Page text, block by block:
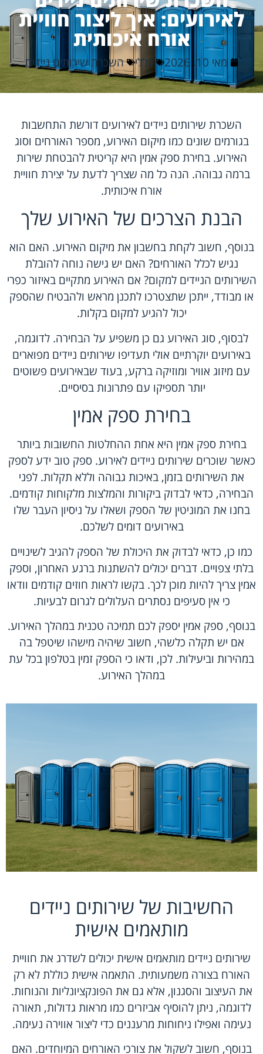
לאירועים: איך ליצור חוויית
אורח איכותית
מאי 10, 2026 כללי השכרת שירותים ניידים
השכרת שירותים ניידים לאירועים דורשת התחשבות
בגורמים שונים כמו מיקום האירוע, מספר האורחים וסוג
האירוע. בחירת ספק אמין היא קריטית להבטחת שירות
ברמה גבוהה. הנה כל מה שצריך לדעת על יצירת חוויית
אורח איכותית.
הבנת הצרכים של האירוע שלך
בנוסף, חשוב לקחת בחשבון את מיקום האירוע. האם הוא
נגיש לכלל האורחים? האם יש גישה נוחה להובלת
השירותים הניידים למקום? אם האירוע מתקיים באיזור כפרי
או מבודד, ייתכן שתצטרכו לתכנן מראש ולהבטיח שהספק
יכול להגיע למקום בקלות.
לבסוף, סוג האירוע גם כן משפיע על הבחירה. לדוגמה,
באירועים יוקרתיים אולי תעדיפו שירותים ניידים מפוארים
עם מיזוג אוויר ומוזיקה ברקע, בעוד שבאירועים פשוטים
יותר תספיקו עם פתרונות בסיסיים.
בחירת ספק אמין
בחירת ספק אמין היא אחת ההחלטות החשובות ביותר
כאשר שוכרים שירותים ניידים לאירוע. ספק טוב ידע לספק
את השירותים בזמן, באיכות גבוהה וללא תקלות. לפני
הבחירה, כדאי לבדוק ביקורות והמלצות מלקוחות קודמים.
בחנו את המוניטין של הספק ושאלו על ניסיון העבר שלו
באירועים דומים לשלכם.
כמו כן, כדאי לבדוק את היכולת של הספק להגיב לשינויים
בלתי צפויים. דברים יכולים להשתנות ברגע האחרון, וספק
אמין צריך להיות מוכן לכך. בקשו לראות חוזים קודמים וודאו
כי אין סעיפים נסתרים העלולים לגרום לבעיות.
בנוסף, ספק אמין יספק לכם תמיכה טכנית במהלך האירוע.
אם יש תקלה כלשהי, חשוב שיהיה מישהו שיטפל בה
במהירות וביעילות. לכן, ודאו כי הספק זמין בטלפון בכל עת
במהלך האירוע.
החשיבות של שירותים ניידים
מותאמים אישית
שירותים ניידים מותאמים אישית יכולים לשדרג את חוויית
האורח בצורה משמעותית. התאמה אישית כוללת לא רק
את העיצוב והסגנון, אלא גם את הפונקציונליות והנוחות.
לדוגמה, ניתן להוסיף אביזרים כמו מראות גדולות, תאורה
נעימה ואפילו ניחוחות מרעננים כדי ליצור אווירה נעימה.
בנוסף, חשוב לשקול את צורכי האורחים המיוחדים. האם